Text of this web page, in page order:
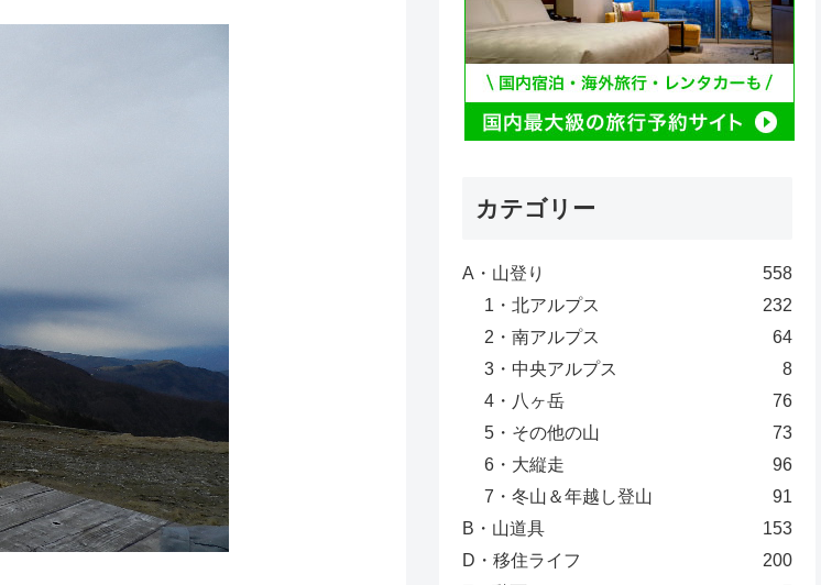
カテゴリー
A・山登り
558
1・北アルプス
232
2・南アルプス
64
3・中央アルプス
8
4・八ヶ岳
76
5・その他の山
73
6・大縦走
96
7・冬山＆年越し登山
91
B・山道具
153
D・移住ライフ
200